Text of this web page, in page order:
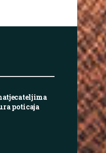
poticaja